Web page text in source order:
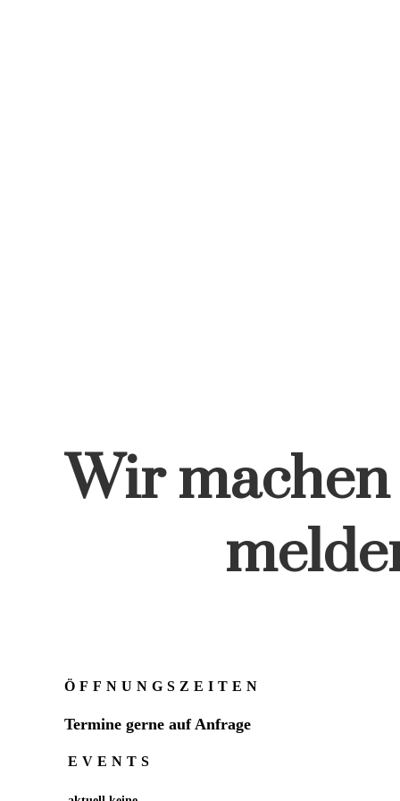
Wir machen
ÖFFNUNGSZEITEN
Termine gerne auf Anfrage
EVENTS